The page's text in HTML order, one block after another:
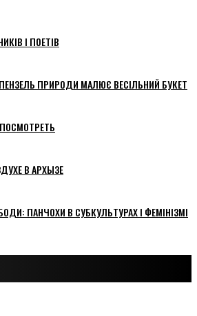
І ПОЕТІВ
ПРИРОДИ МАЛЮЄ ВЕСІЛЬНИЙ БУКЕТ
В АРХЫЗЕ
ПАНЧОХИ В СУБКУЛЬТУРАХ І ФЕМІНІЗМІ